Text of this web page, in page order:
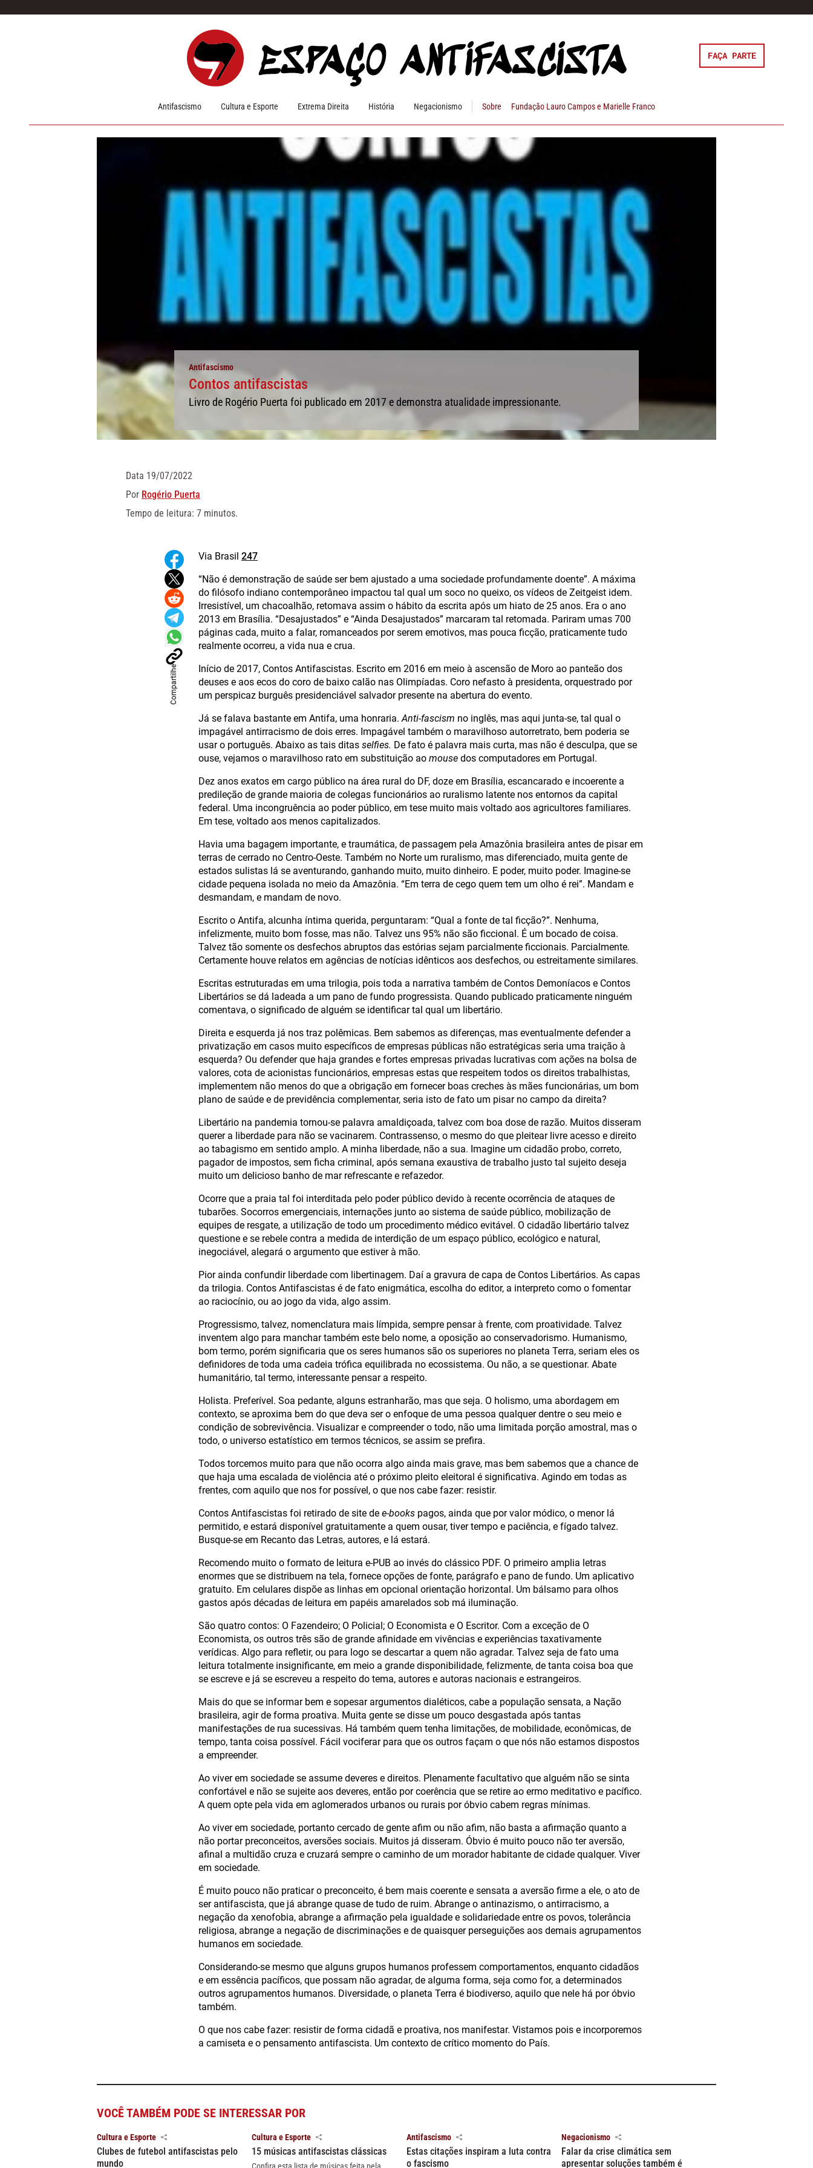
FAÇA PARTE
Antifascismo Cultura e Esporte Extrema Direita História Negacionismo Sobre Fundação Lauro Campos e Marielle Franco
Antifascismo
Contos antifascistas
Livro de Rogério Puerta foi publicado em 2017 e demonstra atualidade impressionante.
Data 19/07/2022
Por Rogério Puerta
Tempo de leitura: 7 minutos.
Compartilhe
Via Brasil 247
“Não é demonstração de saúde ser bem ajustado a uma sociedade profundamente doente”. A máxima
do filósofo indiano contemporâneo impactou tal qual um soco no queixo, os vídeos de Zeitgeist idem.
Irresistível, um chacoalhão, retomava assim o hábito da escrita após um hiato de 25 anos. Era o ano
2013 em Brasília. “Desajustados” e “Ainda Desajustados” marcaram tal retomada. Pariram umas 700
páginas cada, muito a falar, romanceados por serem emotivos, mas pouca ficção, praticamente tudo
realmente ocorreu, a vida nua e crua.
Início de 2017, Contos Antifascistas. Escrito em 2016 em meio à ascensão de Moro ao panteão dos
deuses e aos ecos do coro de baixo calão nas Olimpíadas. Coro nefasto à presidenta, orquestrado por
um perspicaz burguês presidenciável salvador presente na abertura do evento.
Já se falava bastante em Antifa, uma honraria.Anti-fascism no inglês, mas aqui junta-se, tal qual o
impagável antirracismo de dois erres. Impagável também o maravilhoso autorretrato, bem poderia se
usar o português. Abaixo as tais ditas selfies. De fato é palavra mais curta, mas não é desculpa, que se
ouse, vejamos o maravilhoso rato em substituição ao mouse dos computadores em Portugal.
Dez anos exatos em cargo público na área rural do DF, doze em Brasília, escancarado e incoerente a
predileção de grande maioria de colegas funcionários ao ruralismo latente nos entornos da capital
federal. Uma incongruência ao poder público, em tese muito mais voltado aos agricultores familiares.
Em tese, voltado aos menos capitalizados.
Havia uma bagagem importante, e traumática, de passagem pela Amazônia brasileira antes de pisar em
terras de cerrado no Centro-Oeste. Também no Norte um ruralismo, mas diferenciado, muita gente de
estados sulistas lá se aventurando, ganhando muito, muito dinheiro. E poder, muito poder. Imagine-se
cidade pequena isolada no meio da Amazônia. “Em terra de cego quem tem um olho é rei”. Mandam e
desmandam, e mandam de novo.
Escrito o Antifa, alcunha íntima querida, perguntaram: “Qual a fonte de tal ficção?”. Nenhuma,
infelizmente, muito bom fosse, mas não. Talvez uns 95% não são ficcional. É um bocado de coisa.
Talvez tão somente os desfechos abruptos das estórias sejam parcialmente ficcionais. Parcialmente.
Certamente houve relatos em agências de notícias idênticos aos desfechos, ou estreitamente similares.
Escritas estruturadas em uma trilogia, pois toda a narrativa também de Contos Demoníacos e Contos
Libertários se dá ladeada a um pano de fundo progressista. Quando publicado praticamente ninguém
comentava, o significado de alguém se identificar tal qual um libertário.
Direita e esquerda já nos traz polêmicas. Bem sabemos as diferenças, mas eventualmente defender a
privatização em casos muito específicos de empresas públicas não estratégicas seria uma traição à
esquerda? Ou defender que haja grandes e fortes empresas privadas lucrativas com ações na bolsa de
valores, cota de acionistas funcionários, empresas estas que respeitem todos os direitos trabalhistas,
implementem não menos do que a obrigação em fornecer boas creches às mães funcionárias, um bom
plano de saúde e de previdência complementar, seria isto de fato um pisar no campo da direita?
Libertário na pandemia tornou-se palavra amaldiçoada, talvez com boa dose de razão. Muitos disseram
querer a liberdade para não se vacinarem. Contrassenso, o mesmo do que pleitear livre acesso e direito
ao tabagismo em sentido amplo. A minha liberdade, não a sua. Imagine um cidadão probo, correto,
pagador de impostos, sem ficha criminal, após semana exaustiva de trabalho justo tal sujeito deseja
muito um delicioso banho de mar refrescante e refazedor.
Ocorre que a praia tal foi interditada pelo poder público devido à recente ocorrência de ataques de
tubarões. Socorros emergenciais, internações junto ao sistema de saúde público, mobilização de
equipes de resgate, a utilização de todo um procedimento médico evitável. O cidadão libertário talvez
questione e se rebele contra a medida de interdição de um espaço público, ecológico e natural,
inegociável, alegará o argumento que estiver à mão.
Pior ainda confundir liberdade com libertinagem. Daí a gravura de capa de Contos Libertários. As capas
da trilogia. Contos Antifascistas é de fato enigmática, escolha do editor, a interpreto como o fomentar
ao raciocínio, ou ao jogo da vida, algo assim.
Progressismo, talvez, nomenclatura mais límpida, sempre pensar à frente, com proatividade. Talvez
inventem algo para manchar também este belo nome, a oposição ao conservadorismo. Humanismo,
bom termo, porém significaria que os seres humanos são os superiores no planeta Terra, seriam eles os
definidores de toda uma cadeia trófica equilibrada no ecossistema. Ou não, a se questionar. Abate
humanitário, tal termo, interessante pensar a respeito.
Holista. Preferível. Soa pedante, alguns estranharão, mas que seja. O holismo, uma abordagem em
contexto, se aproxima bem do que deva ser o enfoque de uma pessoa qualquer dentre o seu meio e
condição de sobrevivência. Visualizar e compreender o todo, não uma limitada porção amostral, mas o
todo, o universo estatístico em termos técnicos, se assim se prefira.
Todos torcemos muito para que não ocorra algo ainda mais grave, mas bem sabemos que a chance de
que haja uma escalada de violência até o próximo pleito eleitoral é significativa. Agindo em todas as
frentes, com aquilo que nos for possível, o que nos cabe fazer: resistir.
Contos Antifascistas foi retirado de site de e-books pagos, ainda que por valor módico, o menor lá
permitido, e estará disponível gratuitamente a quem ousar, tiver tempo e paciência, e fígado talvez.
Busque-se em Recanto das Letras, autores, e lá estará.
Recomendo muito o formato de leitura e-PUB ao invés do clássico PDF. O primeiro amplia letras
enormes que se distribuem na tela, fornece opções de fonte, parágrafo e pano de fundo. Um aplicativo
gratuito. Em celulares dispõe as linhas em opcional orientação horizontal. Um bálsamo para olhos
gastos após décadas de leitura em papéis amarelados sob má iluminação.
São quatro contos: O Fazendeiro; O Policial; O Economista e O Escritor. Com a exceção de O
Economista, os outros três são de grande afinidade em vivências e experiências taxativamente
verídicas. Algo para refletir, ou para logo se descartar a quem não agradar. Talvez seja de fato uma
leitura totalmente insignificante, em meio a grande disponibilidade, felizmente, de tanta coisa boa que
se escreve e já se escreveu a respeito do tema, autores e autoras nacionais e estrangeiros.
Mais do que se informar bem e sopesar argumentos dialéticos, cabe a população sensata, a Nação
brasileira, agir de forma proativa. Muita gente se disse um pouco desgastada após tantas
manifestações de rua sucessivas. Há também quem tenha limitações, de mobilidade, econômicas, de
tempo, tanta coisa possível. Fácil vociferar para que os outros façam o que nós não estamos dispostos
a empreender.
Ao viver em sociedade se assume deveres e direitos. Plenamente facultativo que alguém não se sinta
confortável e não se sujeite aos deveres, então por coerência que se retire ao ermo meditativo e pacífico.
A quem opte pela vida em aglomerados urbanos ou rurais por óbvio cabem regras mínimas.
Ao viver em sociedade, portanto cercado de gente afim ou não afim, não basta a afirmação quanto a
não portar preconceitos, aversões sociais. Muitos já disseram. Óbvio é muito pouco não ter aversão,
afinal a multidão cruza e cruzará sempre o caminho de um morador habitante de cidade qualquer. Viver
em sociedade.
É muito pouco não praticar o preconceito, é bem mais coerente e sensata a aversão firme a ele, o ato de
ser antifascista, que já abrange quase de tudo de ruim. Abrange o antinazismo, o antirracismo, a
negação da xenofobia, abrange a afirmação pela igualdade e solidariedade entre os povos, tolerância
religiosa, abrange a negação de discriminações e de quaisquer perseguições aos demais agrupamentos
humanos em sociedade.
Considerando-se mesmo que alguns grupos humanos professem comportamentos, enquanto cidadãos
e em essência pacíficos, que possam não agradar, de alguma forma, seja como for, a determinados
outros agrupamentos humanos. Diversidade, o planeta Terra é biodiverso, aquilo que nele há por óbvio
também.
O que nos cabe fazer: resistir de forma cidadã e proativa, nos manifestar. Vistamos pois e incorporemos
a camiseta e o pensamento antifascista. Um contexto de crítico momento do País.
VOCÊ TAMBÉM PODE SE INTERESSAR POR
Cultura e Esporte
Clubes de futebol antifascistas pelo
mundo
Cultura e Esporte
15 músicas antifascistas clássicas
Antifascismo
Estas citações inspiram a luta contra
o fascismo
Negacionismo
Falar da crise climática sem
apresentar soluções também é